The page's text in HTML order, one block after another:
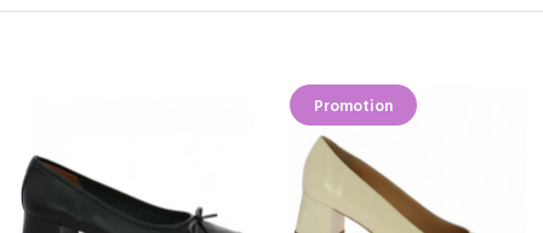
Promotion